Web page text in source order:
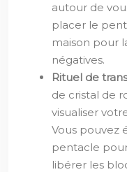
autour de
placer le
maison pour
négatives.
Rituel de
de cristal de
visualiser
Vous pouvez
pentacle
libérer les